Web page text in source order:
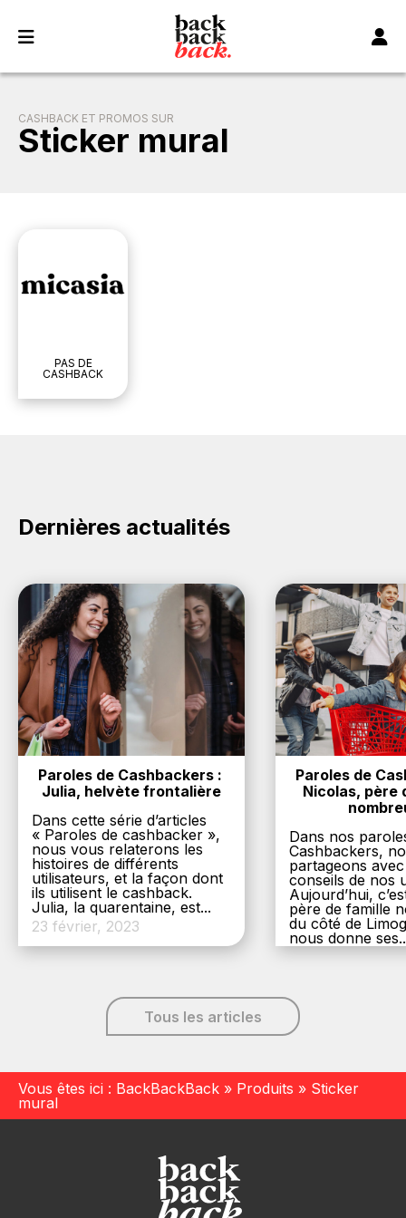
CASHBACK ET PROMOS SUR
Sticker mural
PAS DE
CASHBACK
Dernières actualités
Paroles de Cashbackers :
Julia, helvète frontalière
Dans cette série d’articles
« Paroles de cashbacker »,
nous vous relaterons les
histoires de différents
utilisateurs, et la façon dont
ils utilisent le cashback.
Julia, la quarentaine, est...
23 février, 2023
Paroles de
Nicolas, père
Dans nos
Cashbackers,
partageons
conseils de nos
Aujourd’hui,
père de famille
du côté de
nous donne
Tous les articles
Vous êtes ici : BackBackBack » Produits » Sticker
mural